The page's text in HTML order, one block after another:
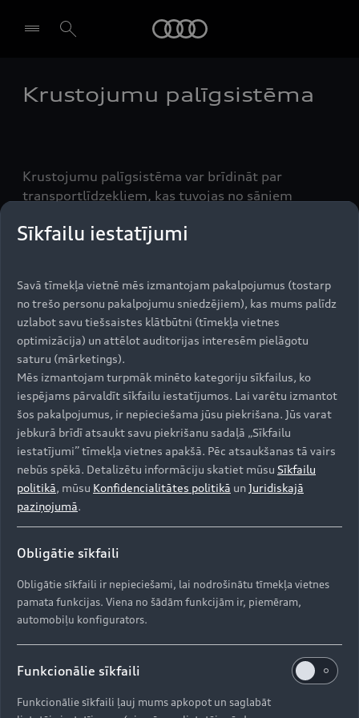
Izvēlēties dīleri
Krustojumu palīgsistēma
Krustojumu palīgsistēma var brīdināt par
transportlīdzekļiem, kas tuvojas no sāniem
priekšā un aizmugurē uzstādīti radara sensori
Uz augšu
Modeļi
Visi modeļi
e-tron
e-tron GT
Iegādāties Audi
Aktuālie piedāvājumi
Audi Līzings
Audi serviss
Serviss un apkope
Aktuālie servisa piedāvājumi
Oriģinālās rezerves daļas
Aktualitātes
Jaunumi
Drošības spilvenu atsaukums
Pārstrāde
Par kompāniju (ENG)
Ražošanas vietas (ENG)
Vēsture (ENG)
Kontakti
Dīleri un servisa partneri
Informācija par importētāju
Sīkfailu iestatījumi
Savā tīmekļa vietnē mēs izmantojam pakalpojumus (tostarp
no trešo personu pakalpojumu sniedzējiem), kas mums palīdz
uzlabot savu tiešsaistes klātbūtni (tīmekļa vietnes
optimizācija) un attēlot auditorijas interesēm pielāgotu
saturu (mārketings).
Mēs izmantojam turpmāk minēto kategoriju sīkfailus, ko
iespējams pārvaldīt sīkfailu iestatījumos. Lai varētu izmantot
šos pakalpojumus, ir nepieciešama jūsu piekrišana. Jūs varat
jebkurā brīdī atsaukt savu piekrišanu sadaļā „Sīkfailu
iestatījumi” tīmekļa vietnes apakšā. Pēc atsaukšanas tā vairs
nebūs spēkā. Detalizētu informāciju skatiet mūsu Sīkfailu
politikā, mūsu Konfidencialitātes politikā unJuridiskajā
paziņojumā.
Obligātie sīkfaili
Obligātie sīkfaili ir nepieciešami, lai nodrošinātu tīmekļa vietnes
pamata funkcijas. Viena no šādām funkcijām ir, piemēram,
automobiļu konfigurators.
Funkcionālie sīkfaili
Funkcionālie sīkfaili ļauj mums apkopot un saglabāt